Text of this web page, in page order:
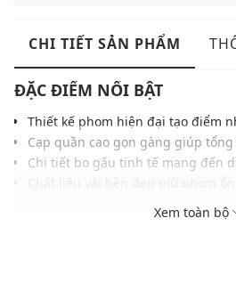
CHI TIẾT SẢN PHẨM
ĐẶC ĐIỂM NỔI BẬT
Thiết kế phom hiện đại tạo điểm
Cạp quần cao gọn gàng giúp
Chi tiết bo gấu tinh tế mang đến
Tông màu xanh đậm cổ điển dễ
Đường may chỉ nổi sắc nét tăng
Xem toàn bộ